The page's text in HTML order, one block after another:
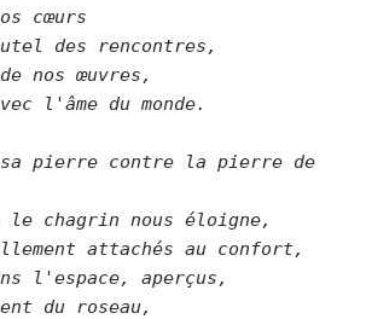
cœurs
des rencontres,
nos œuvres,
l'âme du monde.
pierre contre la pierre de
le chagrin nous éloigne,
attachés au confort,
l'espace, aperçus,
du roseau,